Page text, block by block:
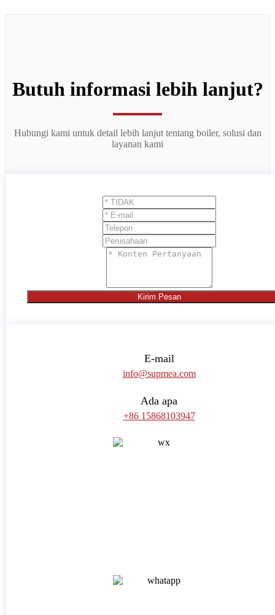
Butuh informasi lebih lanjut?
Hubungi kami untuk detail lebih lanjut tentang boiler, solusi dan
layanan kami
Kirim Pesan
E-mail
info@supmea.com
Ada apa
+86 15868103947